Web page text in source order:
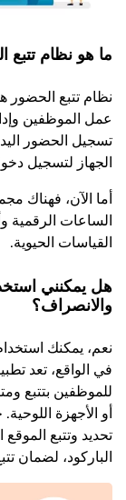
ما هو نظام تتبع
نظام تتبع الحضور
عمل الموظفين
تسجيل الحضور
الجهاز لتسجيل
أما الآن، فهناك
الساعات الرقمية
القياسات الحيوية.
هل يمكنني
والانصراف؟
نعم، يمكنك
في الواقع، تعد
للموظفين بتتبع
أو الأجهزة
تحديد وتتبع
الباركود، لضمان